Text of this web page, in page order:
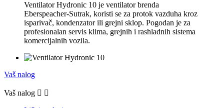
Ventilator Hydronic 10 je ventilator brenda
Eberspeacher-Sutrak, koristi se za protok vazduha kroz
isparivač, kondenzator ili grejni sklop. Pogodan je za
profesionalan servis klima, grejnih i rashladnih sistema
komercijalnih vozila.
Vaš nalog
Vaš nalog  